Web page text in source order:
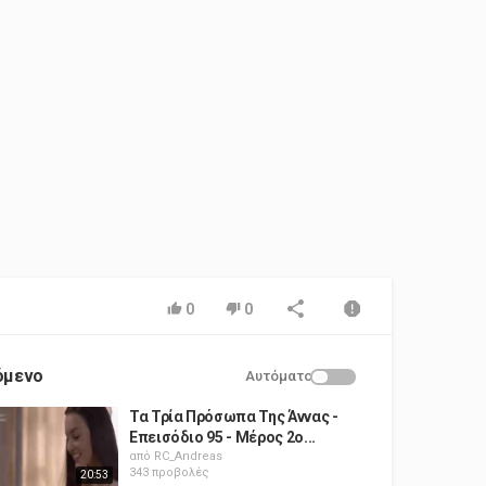
0 0
Αυτόματο
20:53
Τα Τρία Πρόσωπα Της Άννας -
Επεισόδιο 95 - Μέρος 2ο...
από RC_Andreas
343 προβολές